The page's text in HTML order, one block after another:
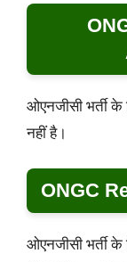
ओएनजीसी भर्ती
नहीं है।
ONGC
ओएनजीसी भर्ती